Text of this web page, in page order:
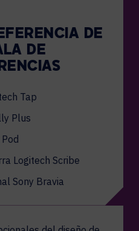
DE
DE
Tap
Plus
Logitech Scribe
Sony Bravia